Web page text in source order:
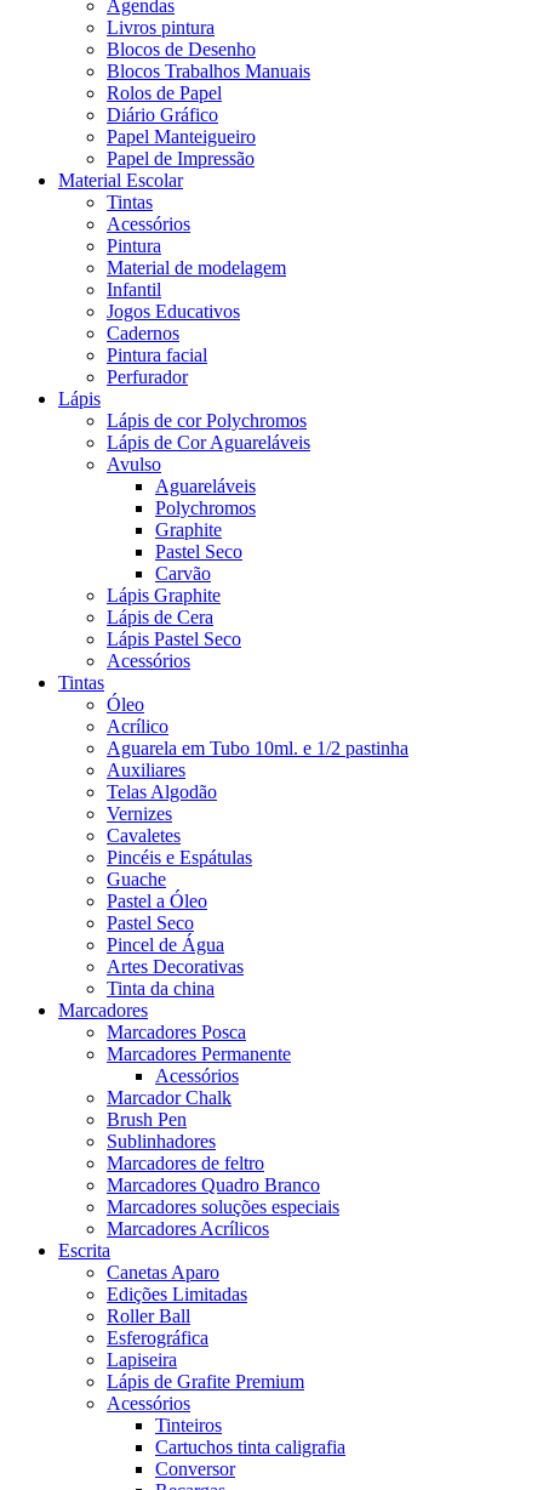
Agendas
Livros pintura
Blocos de Desenho
Blocos Trabalhos Manuais
Rolos de Papel
Diário Gráfico
Papel Manteigueiro
Papel de Impressão
Material Escolar
Tintas
Acessórios
Pintura
Material de modelagem
Infantil
Jogos Educativos
Cadernos
Pintura facial
Perfurador
Lápis
Lápis de cor Polychromos
Lápis de Cor Aguareláveis
Avulso
Aguareláveis
Polychromos
Graphite
Pastel Seco
Carvão
Lápis Graphite
Lápis de Cera
Lápis Pastel Seco
Acessórios
Tintas
Óleo
Acrílico
Aguarela em Tubo 10ml. e 1/2 pastinha
Auxiliares
Telas Algodão
Vernizes
Cavaletes
Pincéis e Espátulas
Guache
Pastel a Óleo
Pastel Seco
Pincel de Água
Artes Decorativas
Tinta da china
Marcadores
Marcadores Posca
Marcadores Permanente
Acessórios
Marcador Chalk
Brush Pen
Sublinhadores
Marcadores de feltro
Marcadores Quadro Branco
Marcadores soluções especiais
Marcadores Acrílicos
Escrita
Canetas Aparo
Edições Limitadas
Roller Ball
Esferográfica
Lapiseira
Lápis de Grafite Premium
Acessórios
Tinteiros
Cartuchos tinta caligrafia
Conversor